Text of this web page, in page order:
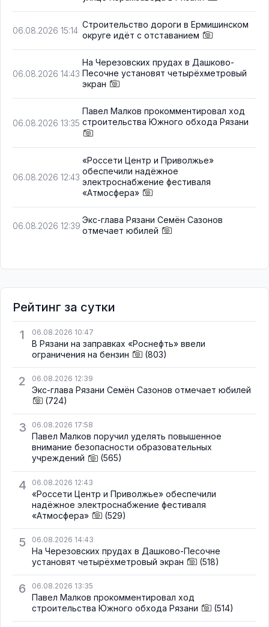
06.08.2026 15:14
Строительство дороги в Ермишинском
округе идёт с отставанием
06.08.2026 14:43
На Черезовских прудах в Дашково-
Песочне установят четырёхметровый
экран
06.08.2026 13:35
Павел Малков прокомментировал ход
строительства Южного обхода Рязани
06.08.2026 12:43
«Россети Центр и Приволжье»
обеспечили надёжное
электроснабжение фестиваля
«Атмосфера»
06.08.2026 12:39
Экс-глава Рязани Семён Сазонов
отмечает юбилей
Рейтинг за сутки
1
06.08.2026 10:47
В Рязани на заправках «Роснефть» ввели
ограничения на бензин
(803)
2 06.08.2026 12:39
Экс-глава Рязани Семён Сазонов отмечает юбилей
(724)
3 06.08.2026 17:58
Павел Малков поручил уделять повышенное
внимание безопасности образовательных
учреждений
(565)
4 06.08.2026 12:43
«Россети Центр и Приволжье» обеспечили
надёжное электроснабжение фестиваля
«Атмосфера»
(529)
5 06.08.2026 14:43
На Черезовских прудах в Дашково-Песочне
установят четырёхметровый экран
(518)
6 06.08.2026 13:35
Павел Малков прокомментировал ход
строительства Южного обхода Рязани
(514)